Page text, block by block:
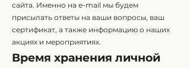
сайта. Именно на e-mail мы будем
присылать ответы на ваши вопросы, ваш
сертификат, а также информацию о наших
акциях и мероприятиях.
Время хранения личной